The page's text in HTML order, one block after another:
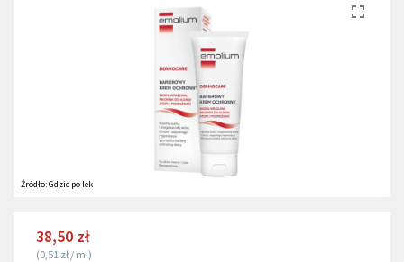
Źródło:Gdzie po lek
38,50 zł
(0,51 zł / ml)